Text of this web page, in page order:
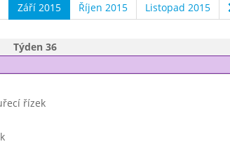
Září 2015 Říjen 2015 Listopad 2015
Týden 36
řízek